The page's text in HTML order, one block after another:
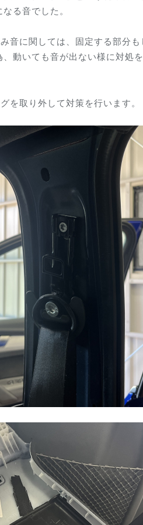
る音でした。
音に関しては、固定する部分
動いても音が出ない様に対処
を取り外して対策を行います。